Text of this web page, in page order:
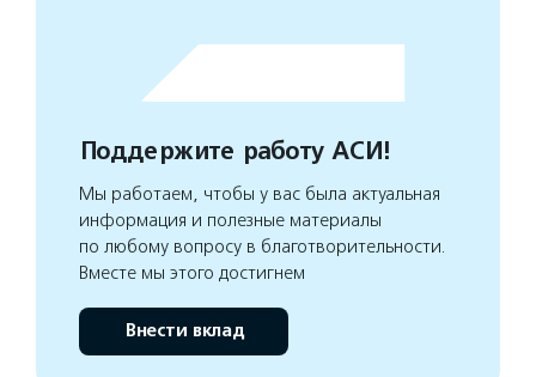
Поддержите работу АСИ!
Мы работаем, чтобы у вас была актуальная
информация и полезные материалы
по любому вопросу в благотворительности.
Вместе мы этого достигнем
Внести вклад